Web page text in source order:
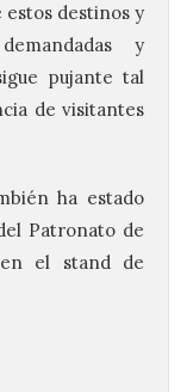
estos destinos y
y
pujante tal
de visitantes
ha estado
Patronato de
el stand de